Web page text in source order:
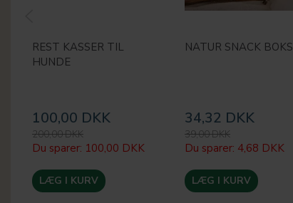
REST KASSER TIL
HUNDE
100,00 DKK
200,00 DKK
Du sparer: 100,00 DKK
LÆG I KURV
NATUR SNACK BOKS
34,32 DKK
39,00 DKK
Du sparer: 4,68 DKK
LÆG I KURV